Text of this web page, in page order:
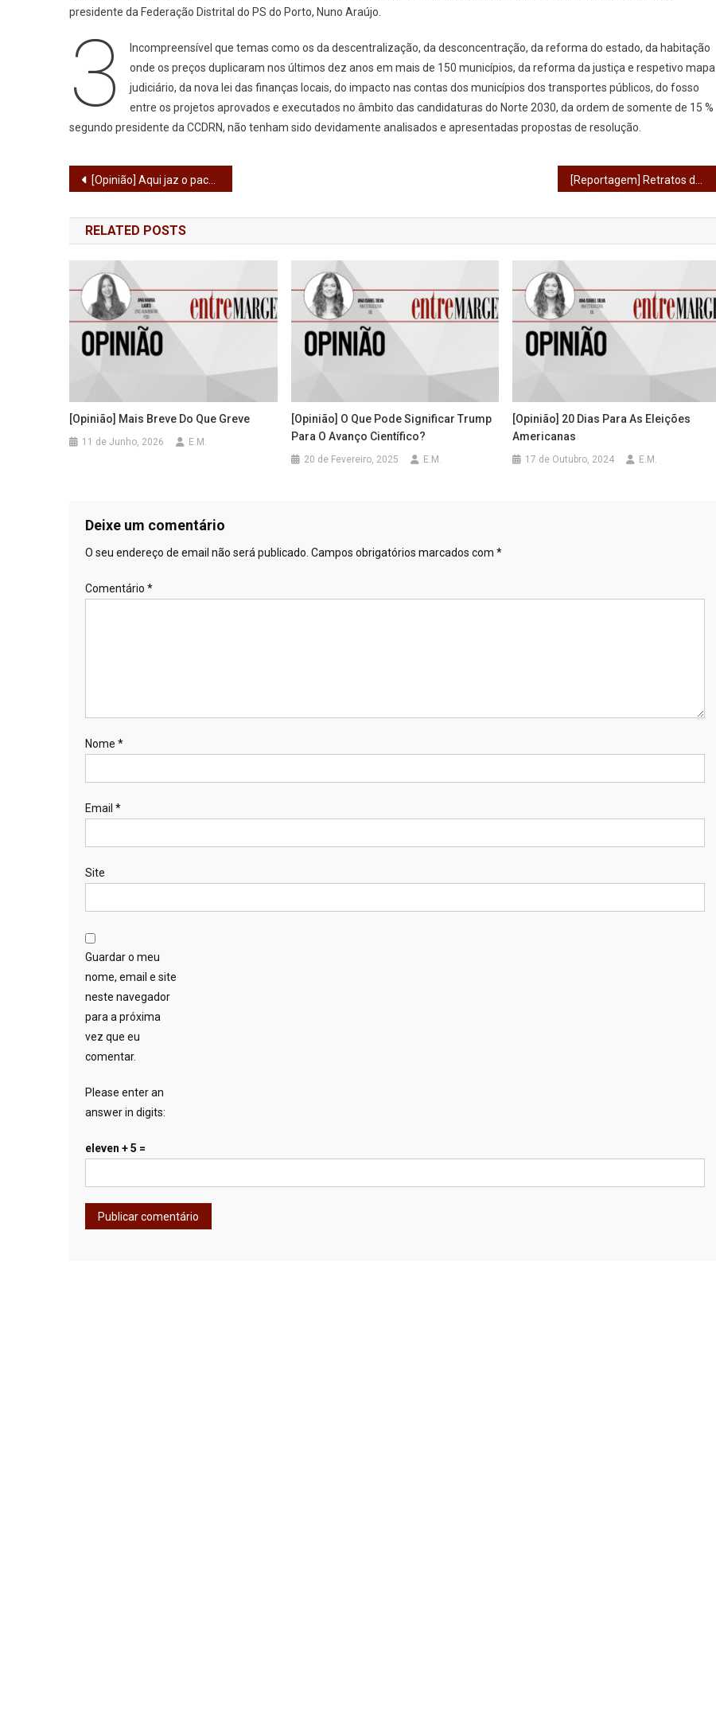
presidente da Federação Distrital do PS do Porto, Nuno Araújo.
3
Incompreensível que temas como os da descentralização, da desconcentração, da reforma do estado, da habitação
onde os preços duplicaram nos últimos dez anos em mais de 150 municípios, da reforma da justiça e respetivo mapa
judiciário, da nova lei das finanças locais, do impacto nas contas dos municípios dos transportes públicos, do fosso
entre os projetos aprovados e executados no âmbito das candidaturas do Norte 2030, da ordem de somente de 15 %
segundo presidente da CCDRN, não tenham sido devidamente analisados e apresentadas propostas de resolução.
Navegação
de
artigos
[Opinião] Aqui jaz o pacote laboral [Reportagem] Retratos de quem vai e de quem vem: Anna Kravtsova
RELATED POSTS
[Opinião] Mais Breve Do Que Greve
11 de Junho, 2026 E.M.
[Opinião] O Que Pode Significar Trump
Para O Avanço Científico?
20 de Fevereiro, 2025 E.M.
[Opinião] 20 Dias Para As Eleições
Americanas
17 de Outubro, 2024 E.M.
Deixe um comentário
O seu endereço de email não será publicado. Campos obrigatórios marcados com *
Comentário *
Nome *
Email *
Site
Guardar o meu
nome, email e site
neste navegador
para a próxima
vez que eu
comentar.
Please enter an
answer in digits:
eleven + 5 =